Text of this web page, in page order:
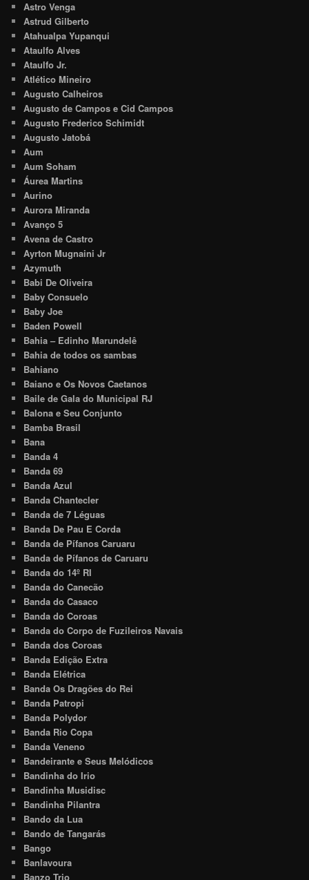
Astro Venga
Astrud Gilberto
Atahualpa Yupanqui
Ataulfo Alves
Ataulfo Jr.
Atlético Mineiro
Augusto Calheiros
Augusto de Campos e Cid Campos
Augusto Frederico Schimidt
Augusto Jatobá
Aum
Aum Soham
Áurea Martins
Aurino
Aurora Miranda
Avanço 5
Avena de Castro
Ayrton Mugnaini Jr
Azymuth
Babi De Oliveira
Baby Consuelo
Baby Joe
Baden Powell
Bahia – Edinho Marundelê
Bahia de todos os sambas
Bahiano
Baiano e Os Novos Caetanos
Baile de Gala do Municipal RJ
Balona e Seu Conjunto
Bamba Brasil
Bana
Banda 4
Banda 69
Banda Azul
Banda Chantecler
Banda de 7 Léguas
Banda De Pau E Corda
Banda de Pífanos Caruaru
Banda de Pífanos de Caruaru
Banda do 14º RI
Banda do Canecão
Banda do Casaco
Banda do Coroas
Banda do Corpo de Fuzileiros Navais
Banda dos Coroas
Banda Edição Extra
Banda Elétrica
Banda Os Dragões do Rei
Banda Patropi
Banda Polydor
Banda Rio Copa
Banda Veneno
Bandeirante e Seus Melódicos
Bandinha do Irio
Bandinha Musidisc
Bandinha Pilantra
Bando da Lua
Bando de Tangarás
Bango
Banlavoura
Banzo Trio